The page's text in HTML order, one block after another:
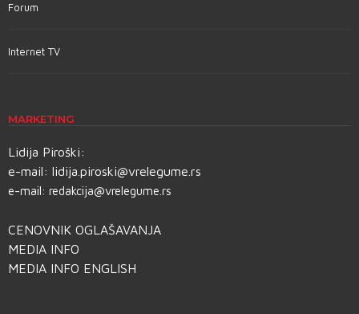
Forum
Internet TV
MARKETING
Lidija Piroški:
e-mail: lidija.piroski@vrelegume.rs
e-mail: redakcija@vrelegume.rs
CENOVNIK OGLAŠAVANJA
MEDIA INFO
MEDIA INFO ENGLISH